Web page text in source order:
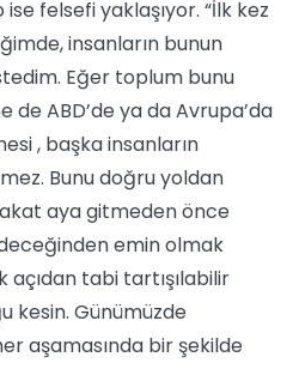
felsefi yaklaşıyor. “İlk kez
insanların bunun
Eğer toplum bunu
de ABD’de ya da Avrupa’da
, başka insanların
Bunu doğru yoldan
aya gitmeden önce
emin olmak
açıdan tabi tartışılabilir
kesin. Günümüzde
aşamasında bir şekilde